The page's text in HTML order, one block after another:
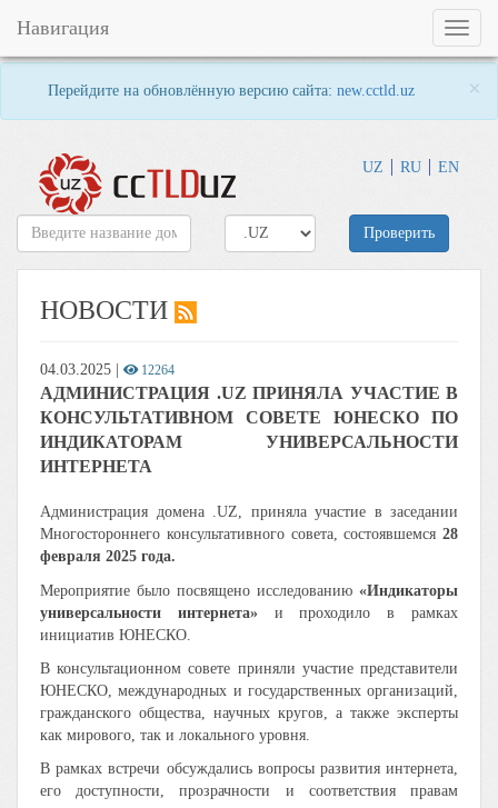
Перейдите на обновлённую версию сайта: new.cctld.uz ×
UZ RU EN
Toggle
Навигация
Проверить
НОВОСТИ
04.03.2025 12264
АДМИНИСТРАЦИЯ .UZ ПРИНЯЛА УЧАСТИЕ В
КОНСУЛЬТАТИВНОМ СОВЕТЕ ЮНЕСКО ПО
ИНДИКАТОРАМ УНИВЕРСАЛЬНОСТИ
ИНТЕРНЕТА
Администрация домена .UZ, приняла участие в заседании
Многостороннего консультативного совета, состоявшемся 28
февраля 2025 года.
Мероприятие было посвящено исследованию «Индикаторы
универсальности интернета»и проходило в рамках
инициатив ЮНЕСКО.
В консультационном совете приняли участие представители
ЮНЕСКО, международных и государственных организаций,
гражданского общества, научных кругов, а также эксперты
как мирового, так и локального уровня.
В рамках встречи обсуждались вопросы развития интернета,
его доступности, прозрачности и соответствия правам